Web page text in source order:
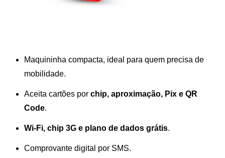
Maquininha compacta, ideal para quem precisa de
mobilidade.
Aceita cartões por chip, aproximação, Pix e QR
Code.
Wi-Fi, chip 3G e plano de dados grátis.
Comprovante digital por SMS.